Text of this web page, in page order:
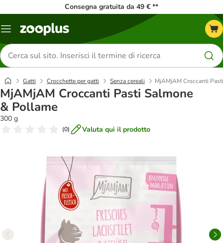
Consegna gratuita da 49 € **
Overview
Cerca
prodotti
Gatti Crocchette per gatti Senza cereali MjAMjAM Croccanti
MjAMjAM Croccanti Pasti Salmone
& Pollame
300 g
(0) Valuta qui il prodotto